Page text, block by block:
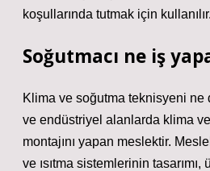
koşullarında tutmak için kullanılır.
Soğutmacı ne iş
Klima ve soğutma teknisyeni ne
ve endüstriyel alanlarda klima
montajını yapan meslektir.
ve ısıtma sistemlerinin